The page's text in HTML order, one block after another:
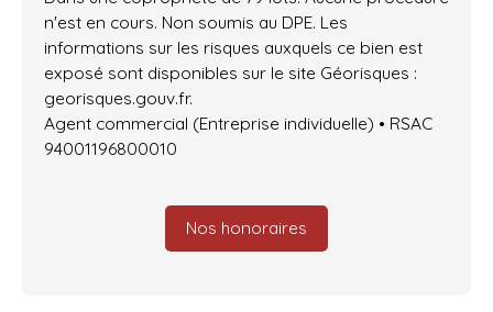
n'est en cours. Non soumis au DPE. Les
informations sur les risques auxquels ce bien est
exposé sont disponibles sur le site Géorisques :
georisques.gouv.fr.
Agent commercial (Entreprise individuelle) • RSAC
94001196800010
Nos honoraires